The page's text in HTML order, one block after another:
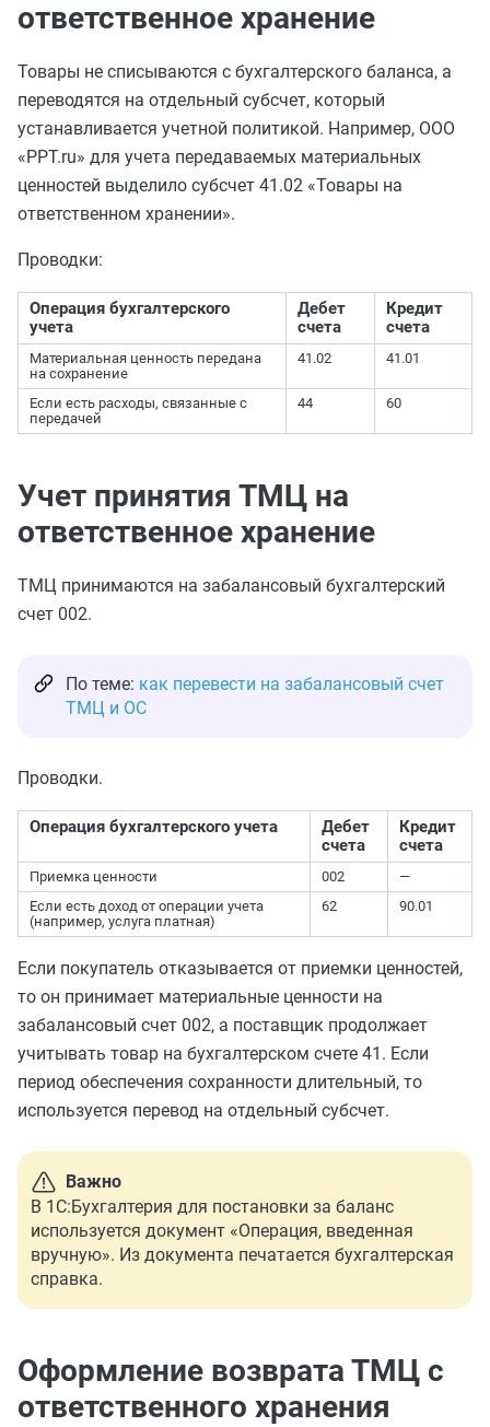
ответственное хранение
Товары не списываются с бухгалтерского баланса, а
переводятся на отдельный субсчет, который
устанавливается учетной политикой. Например, ООО
«PPT.ru» для учета передаваемых материальных
ценностей выделило субсчет 41.02 «Товары на
ответственном хранении».
Проводки:
Операция бухгалтерского
учета
Дебет
счета
Кредит
счета
Материальная ценность передана
на сохранение
41.02 41.01
Если есть расходы, связанные с
передачей
44 60
Учет принятия ТМЦ на
ответственное хранение
ТМЦ принимаются на забалансовый бухгалтерский
счет 002.
По теме: как перевести на забалансовый счет
ТМЦ и ОС
Проводки.
Операция бухгалтерского учета
Дебет
счета
Кредит
счета
Приемка ценности 002
—
Если есть доход от операции учета
(например, услуга платная)
62 90.01
Если покупатель отказывается от приемки ценностей,
то он принимает материальные ценности на
забалансовый счет 002, а поставщик продолжает
учитывать товар на бухгалтерском счете 41. Если
период обеспечения сохранности длительный, то
используется перевод на отдельный субсчет.
Важно
В 1С:Бухгалтерия для постановки за баланс
используется документ «Операция, введенная
вручную». Из документа печатается бухгалтерская
справка.
Оформление возврата ТМЦ с
ответственного хранения